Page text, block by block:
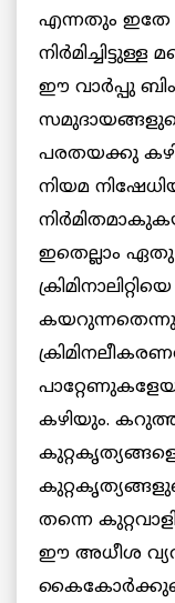
എന്നതും ഇതേ
ഈ വാര്‍പ്പു
പരതയക്കു
നിയമ
ഇതെല്ലാം
കഴിയും.
തന്നെ
ഈ അധീശ